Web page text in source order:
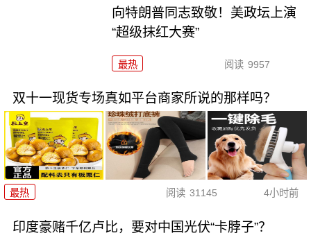
向特朗普同志致敬！美政坛上演
“超级抹红大赛”
最热 阅读 9957
双十一现货专场真如平台商家所说的那样吗？
最热 阅读 31145 4小时前
印度豪赌千亿卢比，要对中国光伏“卡脖子”？